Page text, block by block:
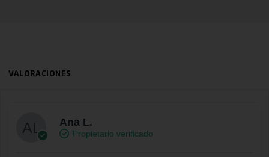
VALORACIONES
Ana L.
Propietario verificado